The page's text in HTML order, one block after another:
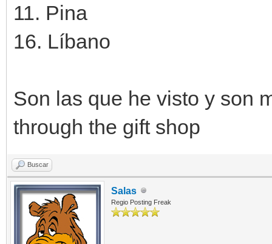
11. Pina
16. Líbano
Son las que he visto y son
through the gift shop
Buscar
Salas
Regio Posting Freak